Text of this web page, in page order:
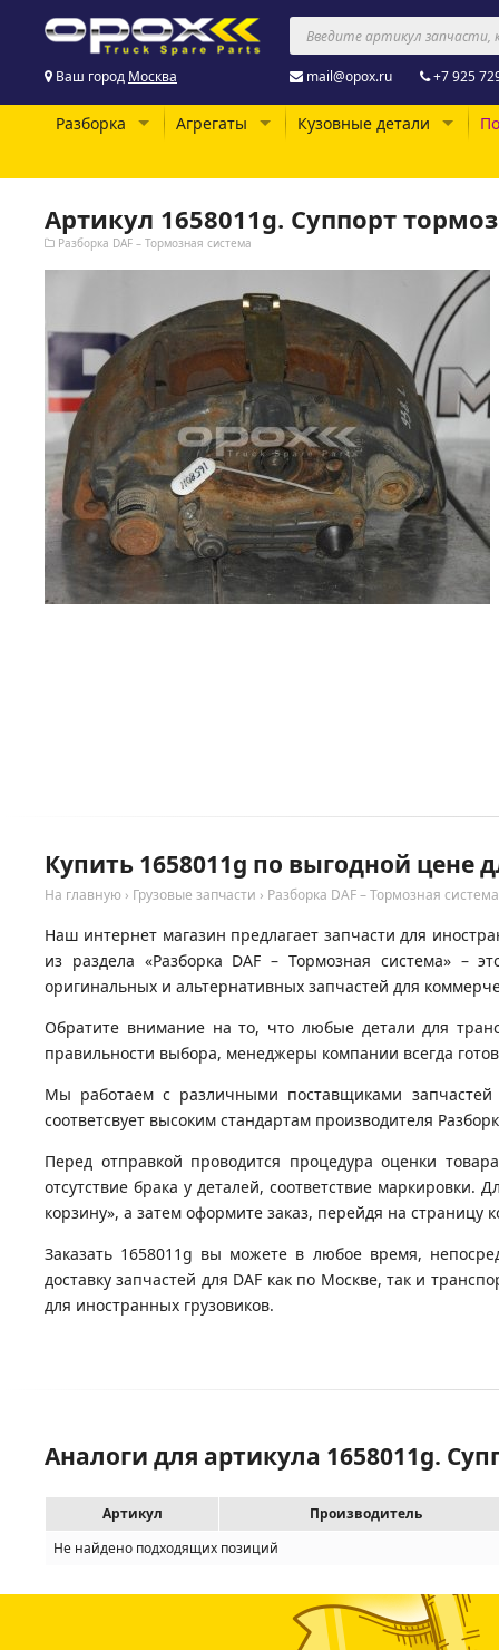
Ваш город Москва mail@opox.ru +7 925
Разборка Агрегаты Кузовные детали
Артикул 1658011g. Суппорт
Разборка DAF – Тормозная система
Купить 1658011g по выгодной цене
На главную › Грузовые запчасти › Разборка DAF – Тормозная система
Наш интернет магазин предлагает запчасти для
из раздела «Разборка DAF – Тормозная система» –
оригинальных и альтернативных запчастей для
Обратите внимание на то, что любые детали для
правильности выбора, менеджеры компании всегда
Мы работаем с различными поставщиками запчастей
соответсвует высоким стандартам производителя
Перед отправкой проводится процедура оценки
отсутствие брака у деталей, соответствие
корзину», а затем оформите заказ, перейдя на страницу
Заказать 1658011g вы можете в любое время,
доставку запчастей для DAF как по Москве, так и
для иностранных грузовиков.
Аналоги для артикула 1658011g.
Артикул
Производитель
Не найдено подходящих позиций